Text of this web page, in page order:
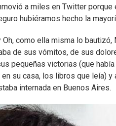
a miles en Twitter
hubiéramos hecho la
Oh, como ella misma lo
de sus vómitos, de sus
pequeñas victorias (que
su casa, los libros que leía)
internada en Buenos Aires.